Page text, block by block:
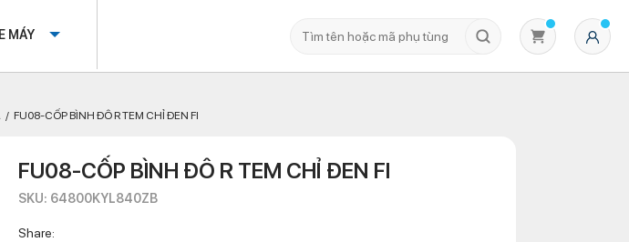
MÁY
FU08-CỐP BÌNH ĐÔ R TEM CHỈ ĐEN FI
FU08-CỐP BÌNH ĐÔ R TEM CHỈ ĐEN FI
SKU: 64800KYL840ZB
Share: